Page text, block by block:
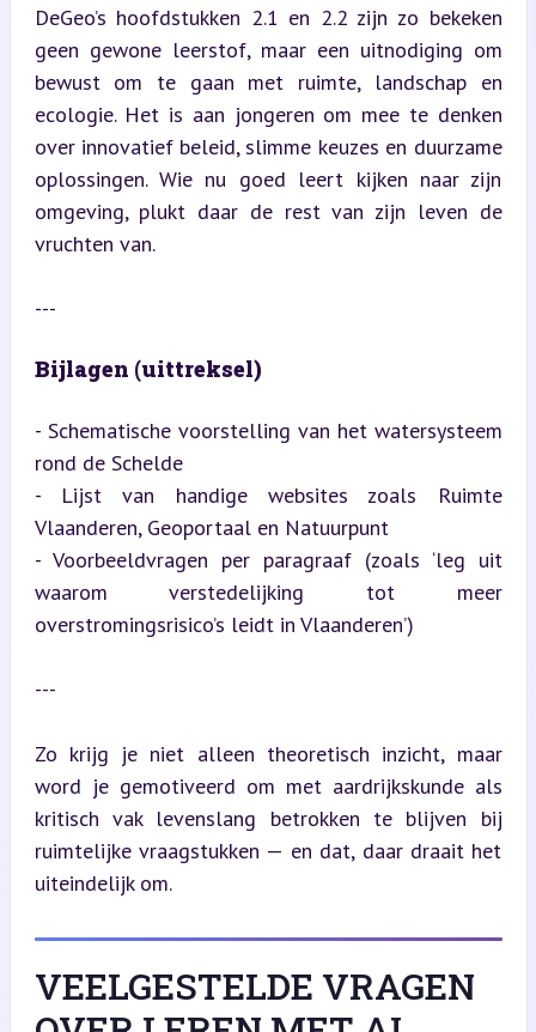
DeGeo’s hoofdstukken 2.1 en 2.2 zijn zo bekeken
geen gewone leerstof, maar een uitnodiging om
bewust om te gaan met ruimte, landschap en
ecologie. Het is aan jongeren om mee te denken
over innovatief beleid, slimme keuzes en duurzame
oplossingen. Wie nu goed leert kijken naar zijn
omgeving, plukt daar de rest van zijn leven de
vruchten van.
---
Bijlagen (uittreksel)
- Schematische voorstelling van het watersysteem
rond de Schelde
- Lijst van handige websites zoals Ruimte
Vlaanderen, Geoportaal en Natuurpunt
- Voorbeeldvragen per paragraaf (zoals ‘leg uit
waarom verstedelijking tot meer
overstromingsrisico’s leidt in Vlaanderen’)
---
Zo krijg je niet alleen theoretisch inzicht, maar
word je gemotiveerd om met aardrijkskunde als
kritisch vak levenslang betrokken te blijven bij
ruimtelijke vraagstukken — en dat, daar draait het
uiteindelijk om.
VEELGESTELDE VRAGEN